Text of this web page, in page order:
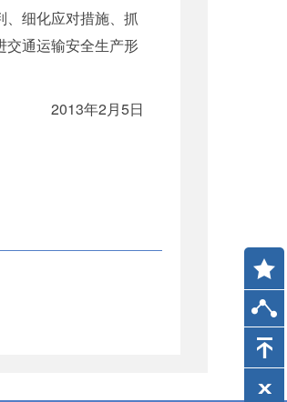
细化应对措施、抓
通运输安全生产形
2013年2月5日